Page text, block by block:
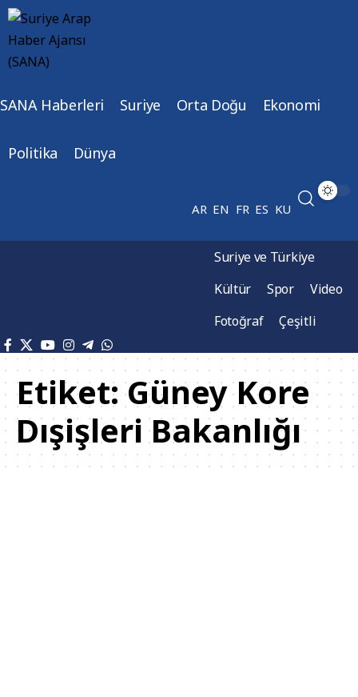
SANA Haberleri Suriye Orta Doğu Ekonomi
Politika Dünya
AR EN FR ES KU
Suriye ve Türkiye
Kültür
Spor
Video
Fotoğraf
Çeşitli
Etiket:Güney Kore
Dışişleri Bakanlığı